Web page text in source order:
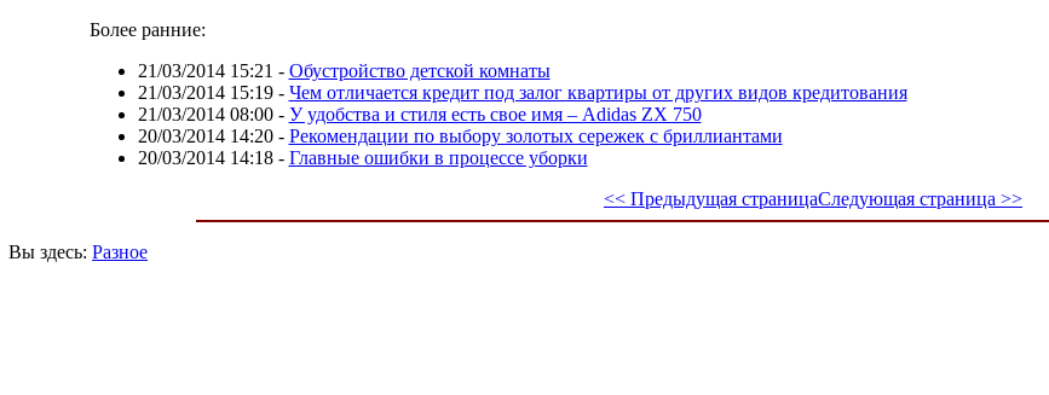
Более ранние:
21/03/2014 15:21 - Обустройство детской комнаты
21/03/2014 15:19- Чем отличается кредит под залог квартиры от других видов кредитования
21/03/2014 08:00- У удобства и стиля есть свое имя – Adidas ZX 750
20/03/2014 14:20- Рекомендации по выбору золотых сережек с бриллиантами
20/03/2014 14:18- Главные ошибки в процессе уборки
<< Предыдущая страницаСледующая страница >>
Вы здесь: Разное